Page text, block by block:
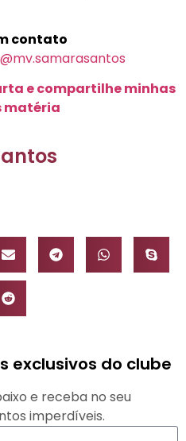
contato
@mv.samarasantos
e compartilhe minhas
matéria
exclusivos do clube
e receba no seu
imperdíveis.